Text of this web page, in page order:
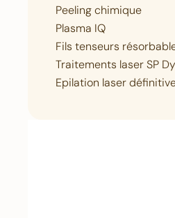
Peeling chimique
Plasma IQ
Fils tenseurs
Traitements laser SP
Epilation laser